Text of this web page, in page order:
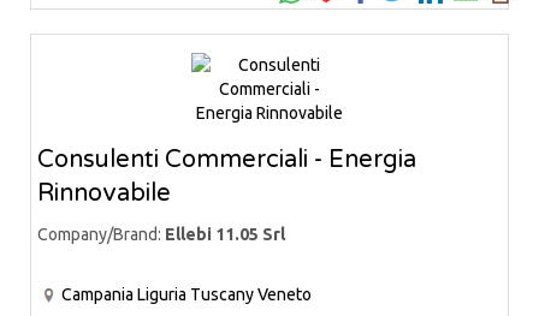
Consulenti Commerciali - Energia
Rinnovabile
Company/Brand: Ellebi 11.05 Srl
Campania Liguria TuscanyVeneto